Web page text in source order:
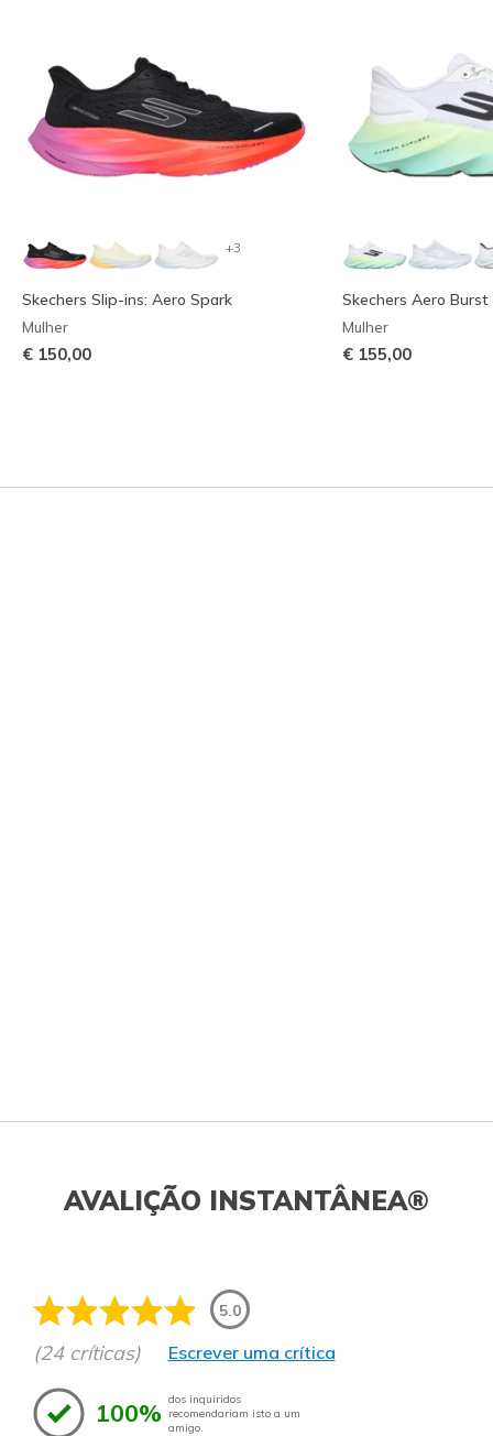
+3
Skechers Slip-ins: Aero Spark
Mulher
€ 150,00
Skechers Aero Burst
Mulher
€ 155,00
AVALIÇÃO INSTANTÂNEA®
5.0
(24 críticas) Escrever uma crítica
100% dos inquiridos
recomendariam isto a um
amigo.